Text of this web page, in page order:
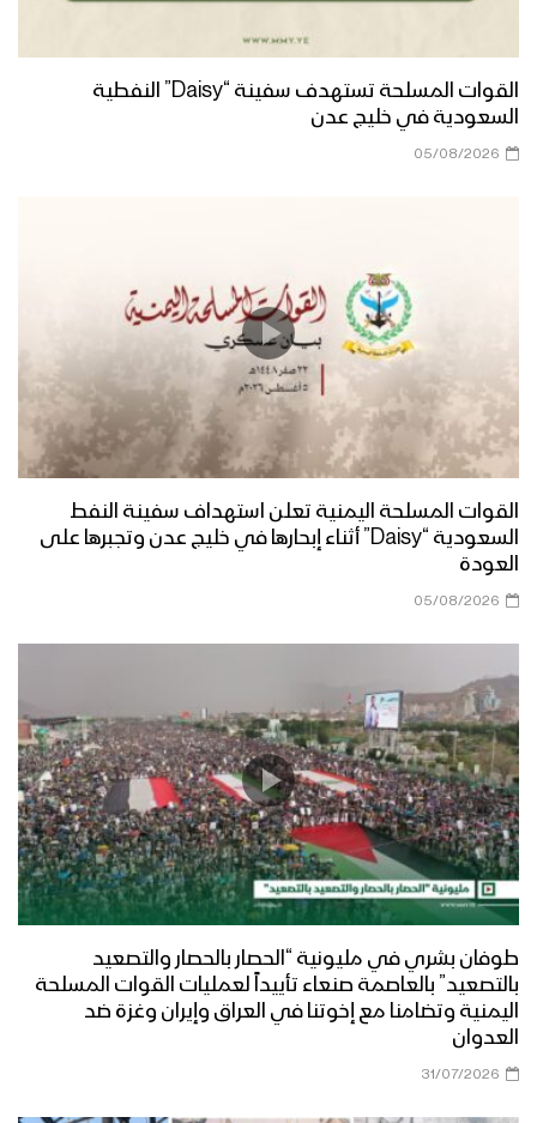
القوات المسلحة تستهدف سفينة “Daisy” النفطية
السعودية في خليج عدن
05/08/2026
القوات المسلحة اليمنية تعلن استهداف سفينة النفط
السعودية “Daisy” أثناء إبحارها في خليج عدن وتجبرها على
العودة
05/08/2026
طوفان بشري في مليونية “الحصار بالحصار والتصعيد
بالتصعيد” بالعاصمة صنعاء تأييداً لعمليات القوات المسلحة
اليمنية وتضامنا مع إخوتنا في العراق وإيران وغزة ضد
العدوان
31/07/2026